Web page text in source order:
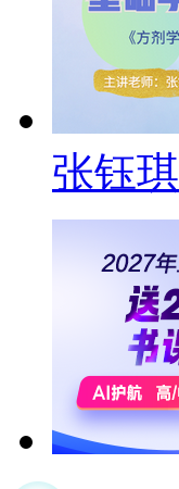
张钰琪